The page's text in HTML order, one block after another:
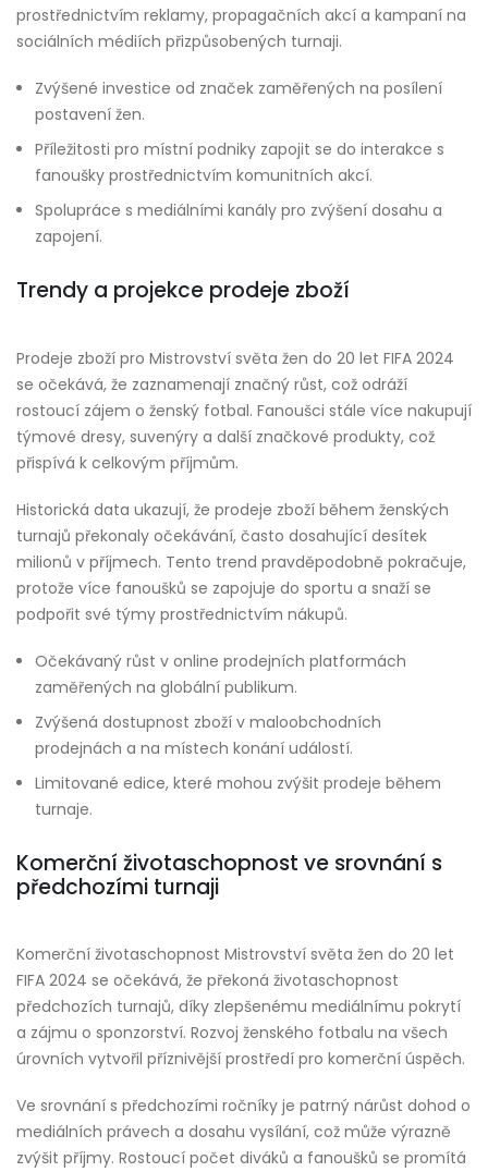
prostřednictvím reklamy, propagačních akcí a kampaní na
sociálních médiích přizpůsobených turnaji.
Zvýšené investice od značek zaměřených na posílení
postavení žen.
Příležitosti pro místní podniky zapojit se do interakce s
fanoušky prostřednictvím komunitních akcí.
Spolupráce s mediálními kanály pro zvýšení dosahu a
zapojení.
Trendy a projekce prodeje zboží
Prodeje zboží pro Mistrovství světa žen do 20 let FIFA 2024
se očekává, že zaznamenají značný růst, což odráží
rostoucí zájem o ženský fotbal. Fanoušci stále více nakupují
týmové dresy, suvenýry a další značkové produkty, což
přispívá k celkovým příjmům.
Historická data ukazují, že prodeje zboží během ženských
turnajů překonaly očekávání, často dosahující desítek
milionů v příjmech. Tento trend pravděpodobně pokračuje,
protože více fanoušků se zapojuje do sportu a snaží se
podpořit své týmy prostřednictvím nákupů.
Očekávaný růst v online prodejních platformách
zaměřených na globální publikum.
Zvýšená dostupnost zboží v maloobchodních
prodejnách a na místech konání událostí.
Limitované edice, které mohou zvýšit prodeje během
turnaje.
Komerční životaschopnost ve srovnání s
předchozími turnaji
Komerční životaschopnost Mistrovství světa žen do 20 let
FIFA 2024 se očekává, že překoná životaschopnost
předchozích turnajů, díky zlepšenému mediálnímu pokrytí
a zájmu o sponzorství. Rozvoj ženského fotbalu na všech
úrovních vytvořil příznivější prostředí pro komerční úspěch.
Ve srovnání s předchozími ročníky je patrný nárůst dohod o
mediálních právech a dosahu vysílání, což může výrazně
zvýšit příjmy. Rostoucí počet diváků a fanoušků se promítá